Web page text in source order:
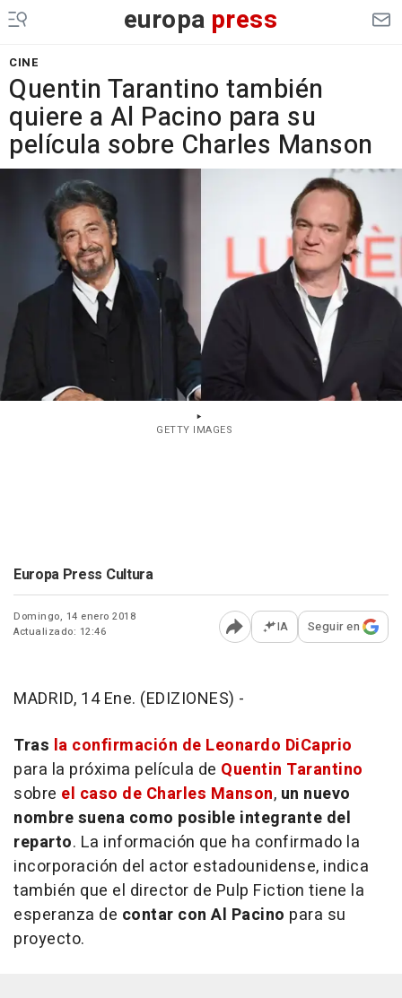
europa press
CINE
Quentin Tarantino también
quiere a Al Pacino para su
película sobre Charles Manson
GETTY IMAGES
Europa Press Cultura
Domingo, 14 enero 2018
Actualizado: 12:46
Abrir opciones para
IA Seguir en
MADRID, 14 Ene. (EDIZIONES) -
Tras la confirmación de Leonardo DiCaprio
para la próxima película de Quentin Tarantino
sobre el caso de Charles Manson, un nuevo
nombre suena como posible integrante del
reparto. La información que ha confirmado la
incorporación del actor estadounidense, indica
también que el director de Pulp Fiction tiene la
esperanza de contar con Al Pacino para su
proyecto.